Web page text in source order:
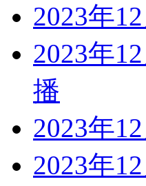
2023年
2023年
播
2023年
2023年